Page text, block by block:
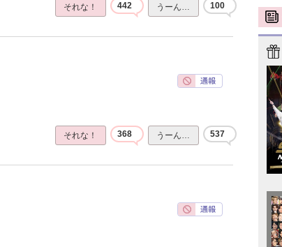
それな！ 442 うーん… 100
それな！ 368 うーん… 537